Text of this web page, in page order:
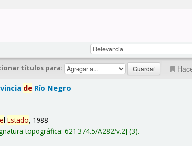
títulos para:
de Río Negro
lEstado, 1988
topográfica:621.374.5/A282/v.2 (3).